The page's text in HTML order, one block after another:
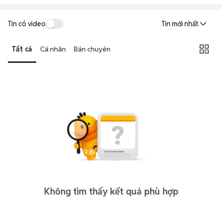
đánh giá chính xác hiệu năng thực tế của máy so với mô tả trên
Mua bán linh hoạt: Hai bên có thể chủ động thỏa thuận giá cả và
địa điểm giao nhận, chốt giao dịch nhanh chóng khi đạt được
Tin có video Tin mới nhất
Tất cả Cá nhân Bán chuyên
Không tìm thấy kết quả phù hợp